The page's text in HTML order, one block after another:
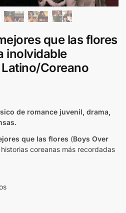
que las flores
inolvidable
Coreano
de romance juvenil, drama,
que las flores (Boys Over
coreanas más recordadas